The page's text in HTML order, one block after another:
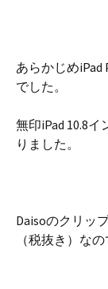
あらかじめiPad
でした。
無印iPad 10.8
りました。
Daisoのクリッ
（税抜き）な